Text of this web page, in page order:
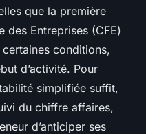
que la première
des Entreprises (CFE)
conditions,
d’activité. Pour
simplifiée suffit,
du chiffre affaires,
d’anticiper ses